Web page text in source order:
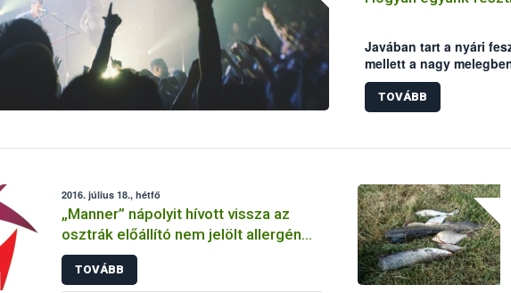
Javában tart a nyári
mellett a nagy
előfordulhatnak
elronthatják a
biztonsági Hivatal
TOVÁBB
2016. július 18., hétfő
„Manner” nápolyit hívott vissza az
osztrák előállító nem jelölt allergén
(szezámmag) miatt
TOVÁBB